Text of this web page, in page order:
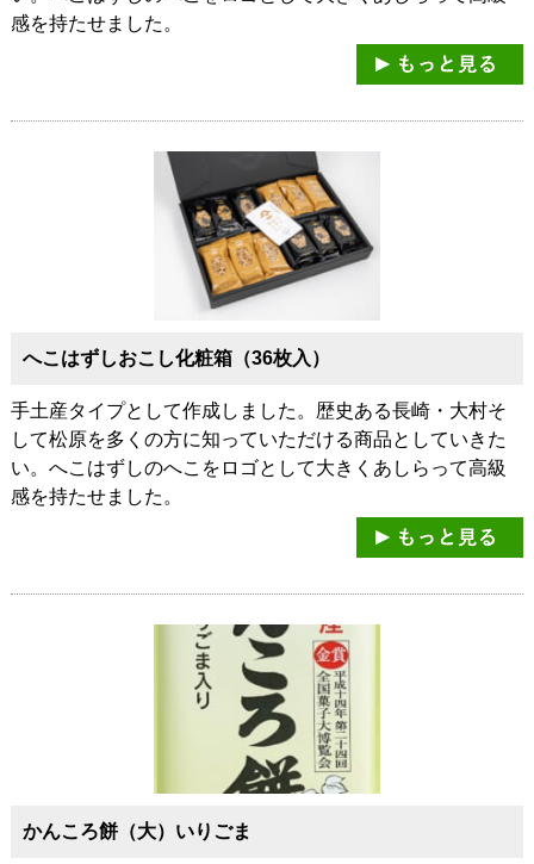
感を持たせました。
へこはずしおこし化粧箱（36枚入）
手土産タイプとして作成しました。歴史ある長崎・大村そ
して松原を多くの方に知っていただける商品としていきた
い。へこはずしのへこをロゴとして大きくあしらって高級
感を持たせました。
かんころ餅（大）いりごま